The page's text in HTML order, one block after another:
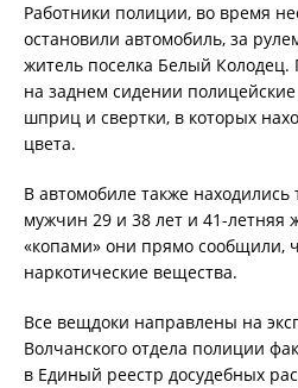
Работники полиции, во время
остановили автомобиль, за
житель поселка Белый
на заднем сидении
шприц и свертки, в которых
цвета.
В автомобиле также
мужчин 29 и 38 лет и 41-летняя
«копами» они прямо сообщили,
наркотические вещества.
Все вещдоки направлены на
Волчанского отдела полиции
в Единый реестр досудебных